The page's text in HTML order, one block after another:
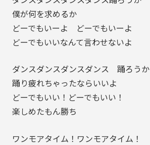
僕が何を求めるか
どーでもいーよ どーでもいーよ
どーでもいいなんて言わせないよ
ダンスダンスダンスダンス 踊ろうか
踊り疲れちゃったならいいよ
どーでもいい！どーでもいい！
楽しめたもん勝ち
ワンモアタイム！ワンモアタイム！